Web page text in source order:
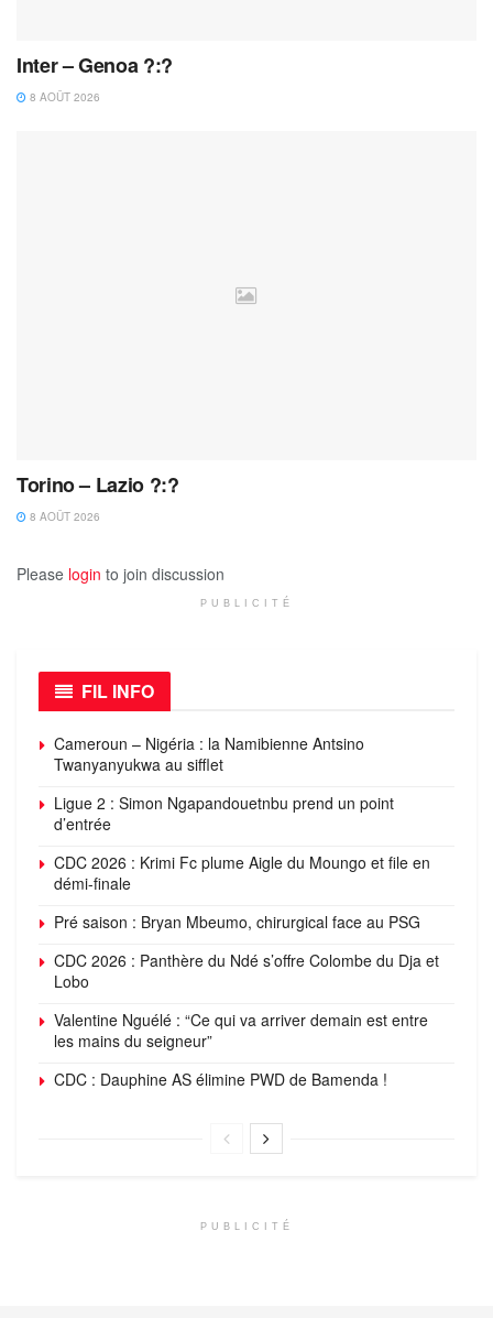
Inter – Genoa ?:?
8 AOÛT 2026
Torino – Lazio ?:?
8 AOÛT 2026
Please login to join discussion
PUBLICITÉ
FIL INFO
Cameroun – Nigéria : la Namibienne Antsino
Twanyanyukwa au sifflet
Ligue 2 : Simon Ngapandouetnbu prend un point
d’entrée
CDC 2026 : Krimi Fc plume Aigle du Moungo et file en
démi-finale
Pré saison : Bryan Mbeumo, chirurgical face au PSG
CDC 2026 : Panthère du Ndé s’offre Colombe du Dja et
Lobo
Valentine Nguélé : “Ce qui va arriver demain est entre
les mains du seigneur”
CDC : Dauphine AS élimine PWD de Bamenda !
PUBLICITÉ